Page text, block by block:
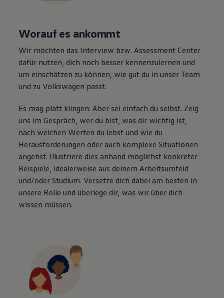
Worauf es ankommt
Wir möchten das Interview bzw. Assessment Center
dafür nutzen, dich noch besser kennenzulernen und
um einschätzen zu können, wie gut du in unser Team
und zu Volkswagen passt.
Es mag platt klingen: Aber sei einfach du selbst. Zeig
uns im Gespräch, wer du bist, was dir wichtig ist,
nach welchen Werten du lebst und wie du
Herausforderungen oder auch komplexe Situationen
angehst. Illustriere dies anhand möglichst konkreter
Beispiele, idealerweise aus deinem Arbeitsumfeld
und/oder Studium. Versetze dich dabei am besten in
unsere Rolle und überlege dir, was wir über dich
wissen müssen.